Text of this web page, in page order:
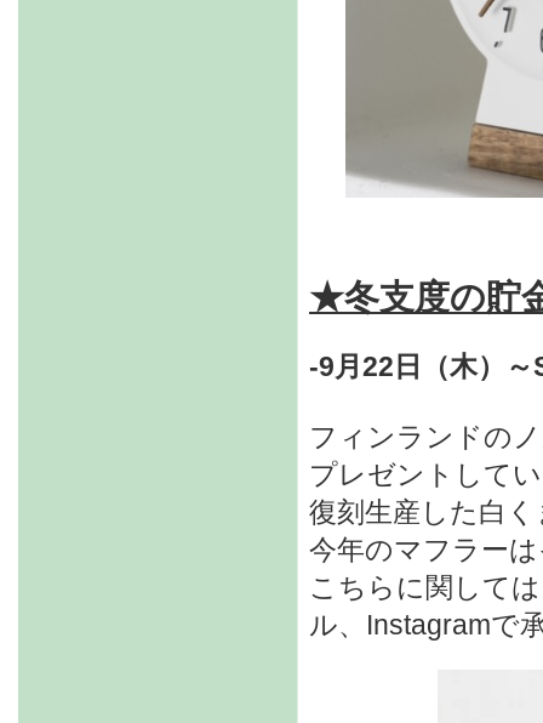
★冬支度の貯
-9月22日（木）～
フィンランドの
プレゼントして
復刻生産した白
今年のマフラー
こちらに関して
ル、Instagramで